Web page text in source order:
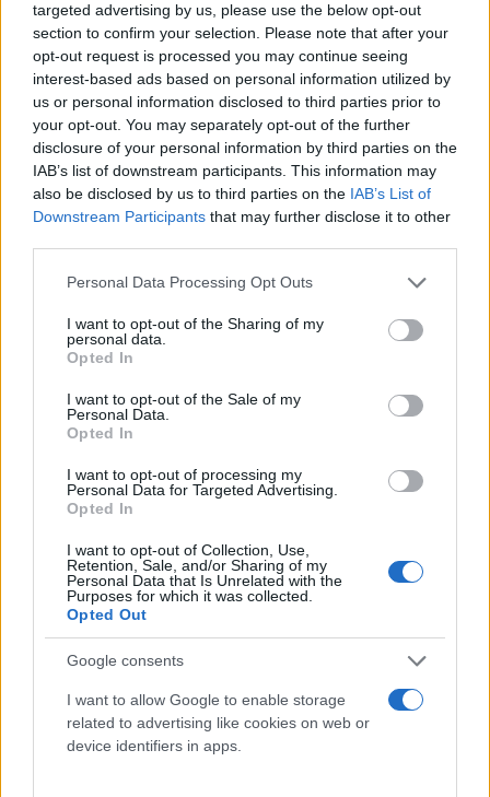
targeted advertising by us, please use the below opt-out
section to confirm your selection. Please note that after your
opt-out request is processed you may continue seeing
interest-based ads based on personal information utilized by
us or personal information disclosed to third parties prior to
your opt-out. You may separately opt-out of the further
disclosure of your personal information by third parties on the
IAB’s list of downstream participants. This information may
also be disclosed by us to third parties on the IAB’s List of
Downstream Participants that may further disclose it to other
Please note that this website/app uses one or more Google
not limited to your visit or usage behaviour. You may click to
grant or deny consent to Google and its third-party tags to
use your data for below specified purposes in below Google
consent section.
Personal Data Processing Opt Outs
I want to opt-out of the Sharing of my
personal data.
Opted In
I want to opt-out of the Sale of my
Personal Data.
Opted In
I want to opt-out of processing my
Personal Data for Targeted Advertising.
Opted In
I want to opt-out of Collection, Use,
Retention, Sale, and/or Sharing of my
Personal Data that Is Unrelated with the
Purposes for which it was collected.
Opted Out
Google consents
I want to allow Google to enable storage
related to advertising like cookies on web or
device identifiers in apps.
περιστατικά που ενδέχεται να συνέβησαν σε
σχολικά ή εξωσχολικά περιβάλλοντα. Σύμφωνα με
τα στοιχεία: περίπου 100 έρευνες αφορούν
νηπιαγωγεία, περίπου 20 αφορούν δημοτικά
σχολεία και περίπου 10 παιδικούς σταθμούς.